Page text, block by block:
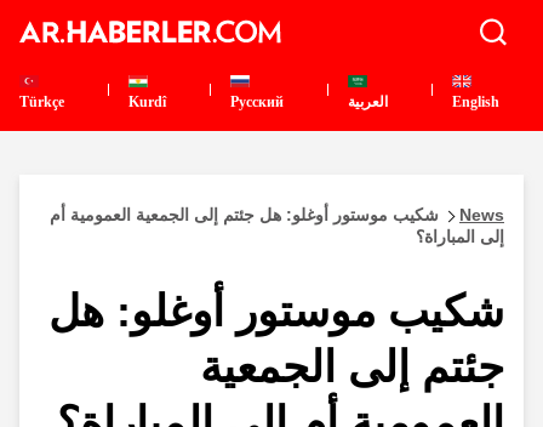
English العربية Pусский
Kurdî
Türkçe
News
شكيب موستور أوغلو: هل جئتم إلى الجمعية العمومية أم
إلى المباراة؟
شكيب موستور أوغلو: هل
جئتم إلى الجمعية